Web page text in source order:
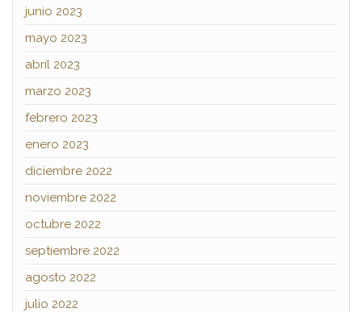
junio 2023
mayo 2023
abril 2023
marzo 2023
febrero 2023
enero 2023
diciembre 2022
noviembre 2022
octubre 2022
septiembre 2022
agosto 2022
julio 2022